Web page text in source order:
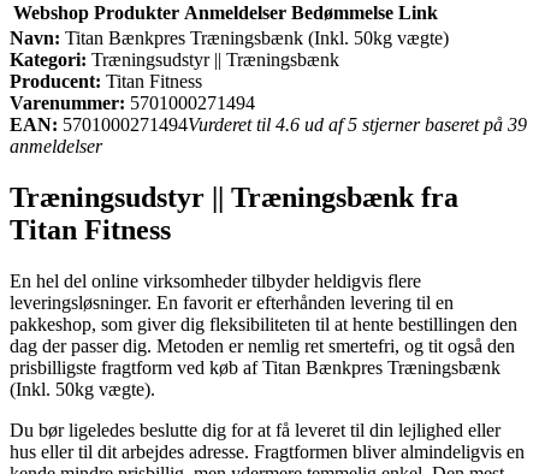
Webshop Produkter Anmeldelser Bedømmelse Link
Navn: Titan Bænkpres Træningsbænk (Inkl. 50kg vægte)
Kategori: Træningsudstyr || Træningsbænk
Producent: Titan Fitness
Varenummer: 5701000271494
EAN: 5701000271494Vurderet til 4.6 ud af 5 stjerner baseret på 39
anmeldelser
Træningsudstyr || Træningsbænk fra
Titan Fitness
En hel del online virksomheder tilbyder heldigvis flere
leveringsløsninger. En favorit er efterhånden levering til en
pakkeshop, som giver dig fleksibiliteten til at hente bestillingen den
dag der passer dig. Metoden er nemlig ret smertefri, og tit også den
prisbilligste fragtform ved køb af Titan Bænkpres Træningsbænk
(Inkl. 50kg vægte).
Du bør ligeledes beslutte dig for at få leveret til din lejlighed eller
hus eller til dit arbejdes adresse. Fragtformen bliver almindeligvis en